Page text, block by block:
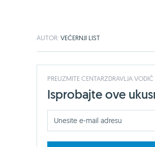
AUTOR: VEČERNJI LIST
PREUZMITE CENTARZDRAVLJA VODIČ
Isprobajte ove